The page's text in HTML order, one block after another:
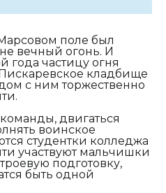
поле был
вечный огонь. И
года частицу огня
кладбище
с ним торжественно
двигаться
воинское
студентки колледжа
участвуют мальчишки
подготовку,
быть одной